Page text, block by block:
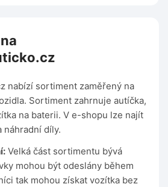
nabízí sortiment zaměřený na
Sortiment zahrnuje autíčka,
na baterii. V e-shopu lze najít
náhradní díly.
Velká část sortimentu bývá
mohou být odeslány během
tak mohou získat vozítka bez